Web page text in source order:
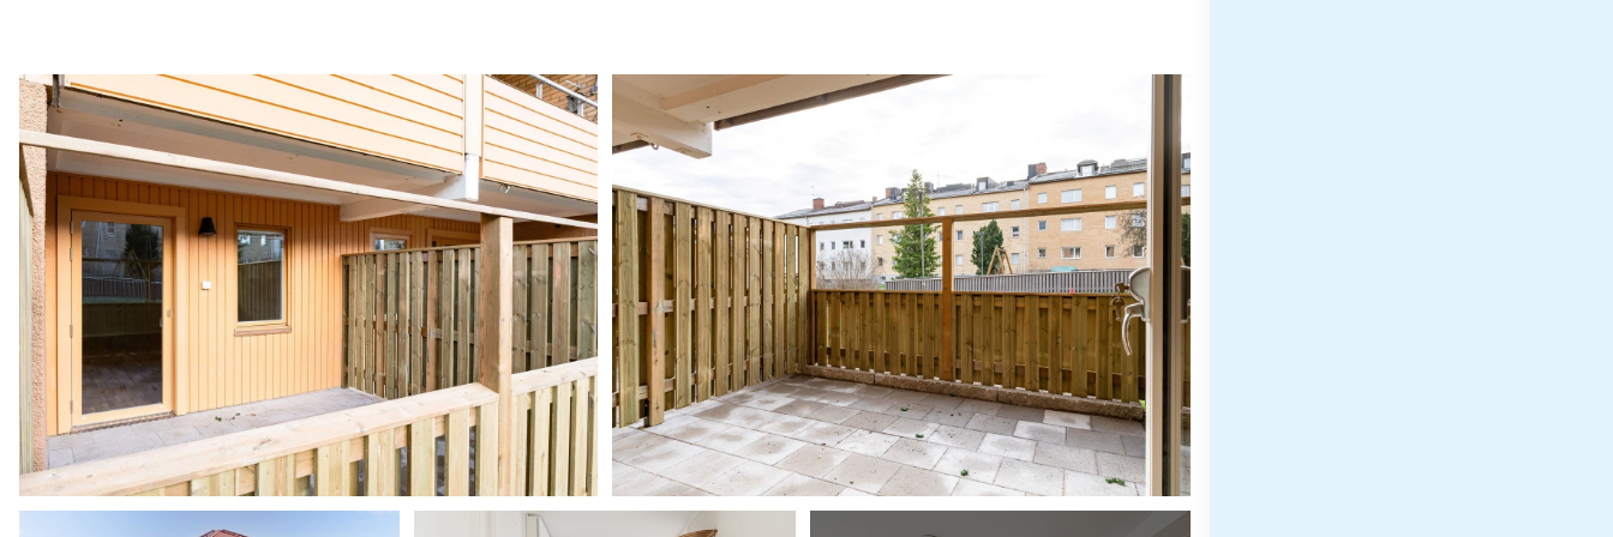
Planlösning lgh 31 om 3 rok 79 kvm Därför måste mäklaren ställa frågor
Årsredovisning 2024 HSB brf Wallmon
Objektsbeskrivning